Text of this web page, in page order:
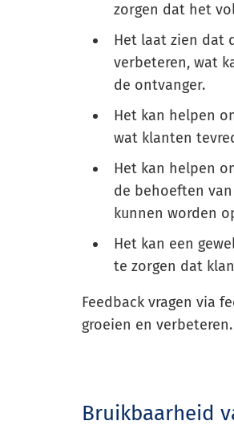
zorgen dat het
Het laat zien dat
verbeteren, wat
de ontvanger.
Het kan helpen
wat klanten
Het kan helpen
de behoeften
kunnen worden
Het kan een
te zorgen dat
Feedback vragen via
groeien en verbeteren.
Bruikbaarheid